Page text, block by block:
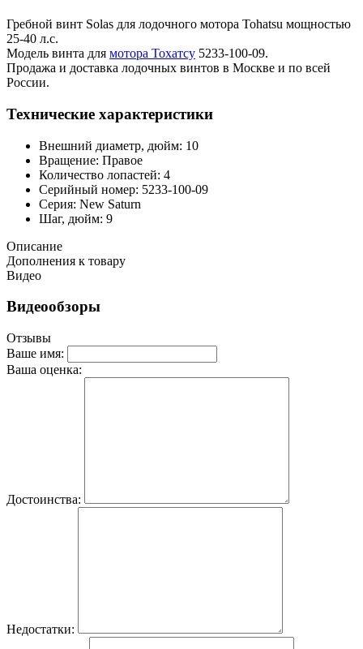
Гребной винт Solas для лодочного мотора Tohatsu мощностью
25-40 л.с.
Модель винта для мотора Тохатсу 5233-100-09.
Продажа и доставка лодочных винтов в Москве и по всей
России.
Технические характеристики
Внешний диаметр, дюйм: 10
Вращение: Правое
Количество лопастей: 4
Серийный номер: 5233-100-09
Серия: New Saturn
Шаг, дюйм: 9
Описание
Дополнения к товару
Видео
Видеообзоры
Отзывы
Ваше имя:
Ваша оценка:
Достоинства:
Недостатки: